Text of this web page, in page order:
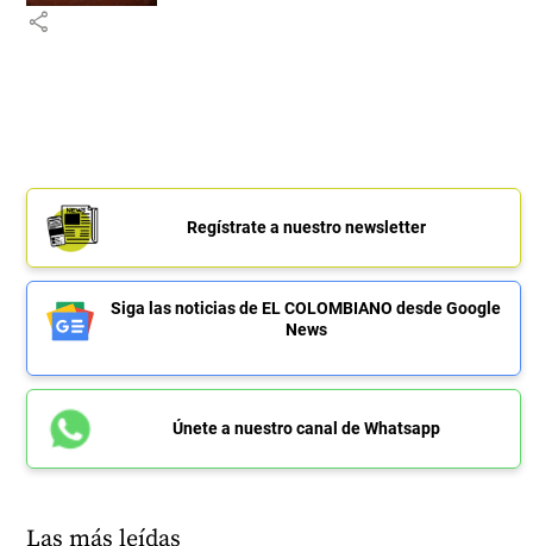
share
Regístrate a nuestro newsletter
Siga las noticias de EL COLOMBIANO desde Google
News
Únete a nuestro canal de Whatsapp
Las más leídas